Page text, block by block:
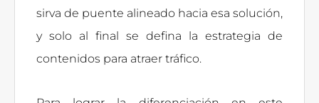
sirva de puente alineado hacia esa solución,
y solo al final se defina la estrategia de
contenidos para atraer tráfico.